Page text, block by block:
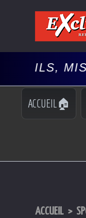
ACCUEIL🏠
ACCUEIL >